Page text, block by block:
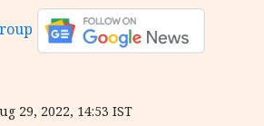
29, 2022, 14:53 IST